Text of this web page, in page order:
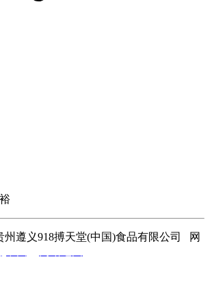
州遵义918搏天堂(中国)食品有限公司 网